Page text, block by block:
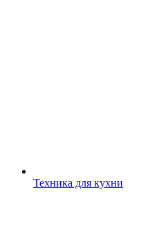
Техника для кухни